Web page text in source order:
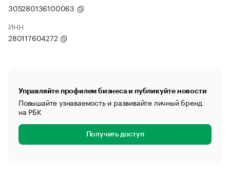
305280136100063
ИНН
280117604272
Управляйте профилем бизнеса и публикуйте новости
Повышайте узнаваемость и развивайте личный бренд
на РБК
Получить доступ